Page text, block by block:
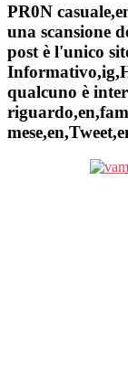
PR0N
una scansione
post è l'unico
qualcuno è